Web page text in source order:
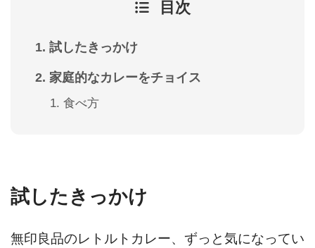
目次
試したきっかけ
家庭的なカレーをチョイス
食べ方
試したきっかけ
無印良品のレトルトカレー、ずっと気になってい